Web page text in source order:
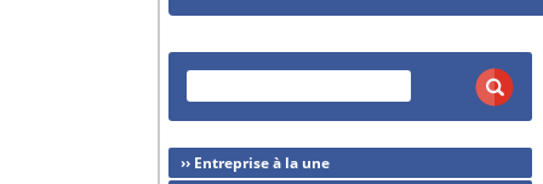
›› Entreprise à la une